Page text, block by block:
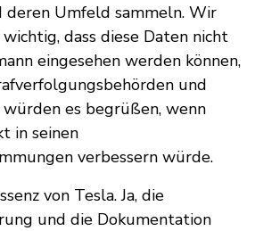
Umfeld sammeln. Wir
dass diese Daten nicht
eingesehen werden können,
und
es begrüßen, wenn
in seinen
verbessern würde.
von Tesla. Ja, die
und die Dokumentation